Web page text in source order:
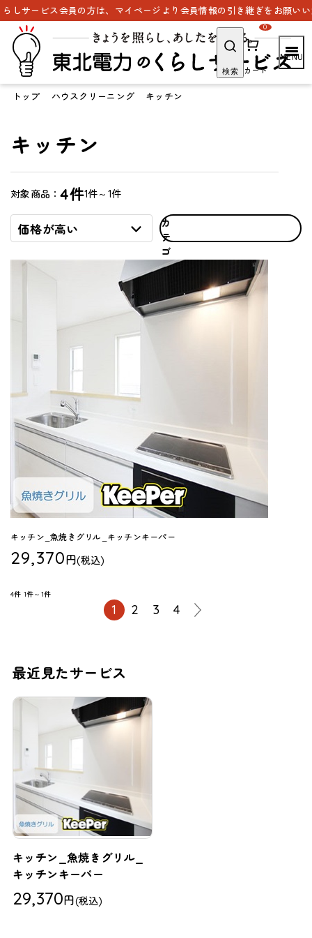
ービス会員の方は、マイページより会員情報の引き継ぎをお願いいた
検索 カート
0
トップ ハウスクリーニング キッチン
キッチン
対象商品：4件1件～1件
価格が高い
カ
テ
ゴ
リ
探
す
キッチン_魚焼きグリル_キッチンキーパー
29,370円(税込)
4件 1件～1件
1 2 3 4
最近見たサービス
キッチン_魚焼きグリル_
キッチンキーパー
29,370円(税込)